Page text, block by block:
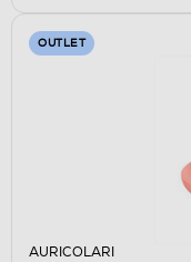
OUTLET
AURICOLARI